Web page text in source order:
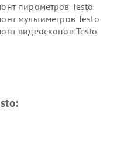
пирометров Testo
мультиметров Testo
видеоскопов Testo